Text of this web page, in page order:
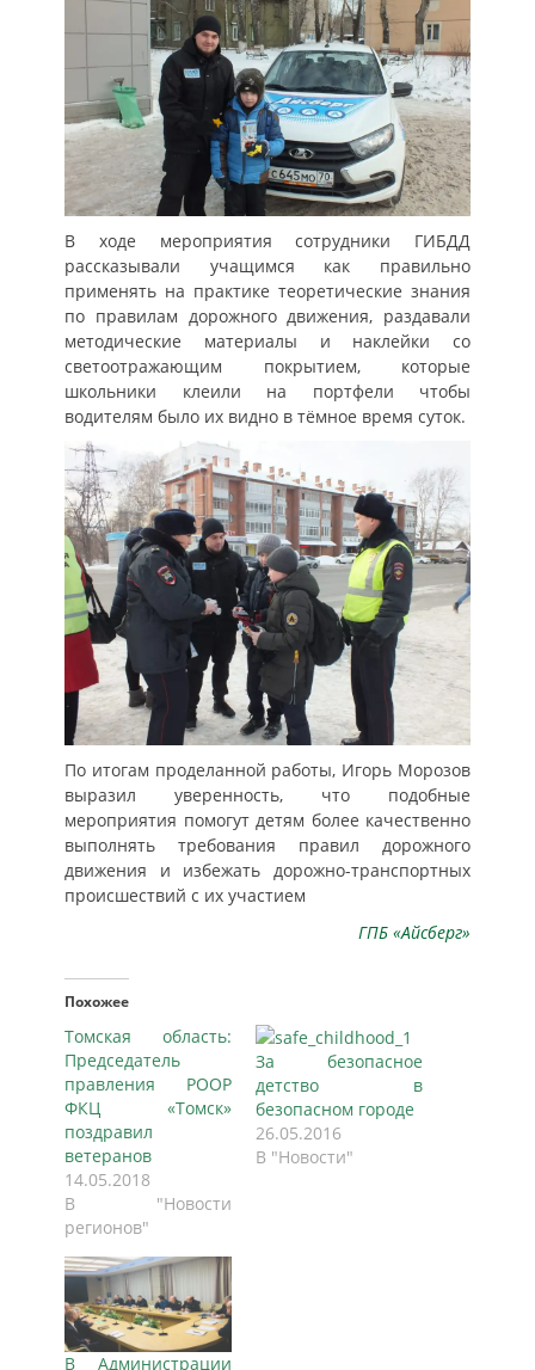
В ходе мероприятия сотрудники ГИБДД
рассказывали учащимся как правильно
применять на практике теоретические знания
по правилам дорожного движения, раздавали
методические материалы и наклейки со
светоотражающим покрытием, которые
школьники клеили на портфели чтобы
водителям было их видно в тёмное время суток.
По итогам проделанной работы, Игорь Морозов
выразил уверенность, что подобные
мероприятия помогут детям более качественно
выполнять требования правил дорожного
движения и избежать дорожно-транспортных
происшествий с их участием
ГПБ «Айсберг»
Похожее
Томская область:
Председатель
правления РООР
ФКЦ «Томск»
поздравил
ветеранов
14.05.2018
В "Новости
регионов"
За безопасное
детство в
безопасном городе
26.05.2016
В "Новости"
В Администрации